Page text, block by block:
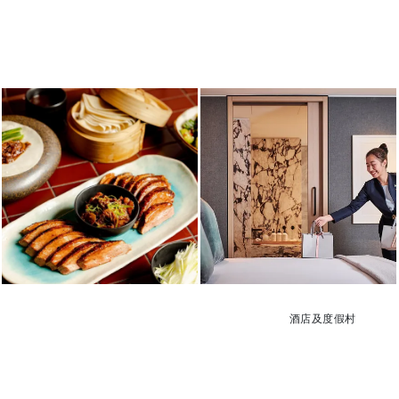
酒店及度假村